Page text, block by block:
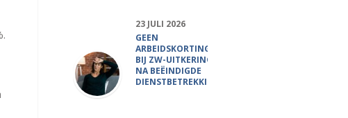
23 JULI 2026
GEEN
ARBEIDSKORTING
BIJ ZW-UITKERING
NA BEËINDIGDE
DIENSTBETREKKING